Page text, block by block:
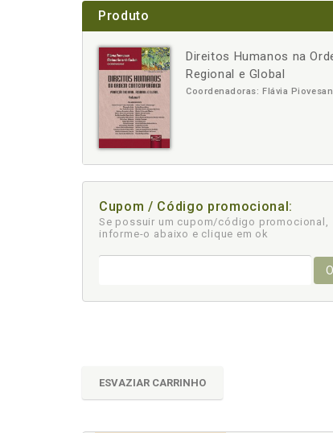
Produto
Direitos Humanos na
Regional e Global
Coordenadoras: Flávia
-
Cupom / Código promocional:
Se possuir um cupom/código promocional,
informe-o abaixo e clique em ok
ESVAZIAR CARRINHO